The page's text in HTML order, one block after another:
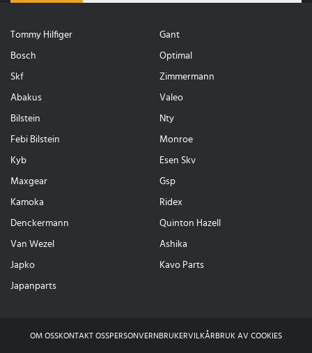
Tommy Hilfiger Gant
Bosch Optimal
Skf Zimmermann
Abakus Valeo
Bilstein Nty
Febi Bilstein Monroe
Kyb Esen Skv
Maxgear Gsp
Kamoka Ridex
Denckermann Quinton Hazell
Van Wezel Ashika
Japko Kavo Parts
Japanparts
OM OSSKONTAKT OSSPERSONVERNBRUKERVILKÅRBRUK AV COOKIES